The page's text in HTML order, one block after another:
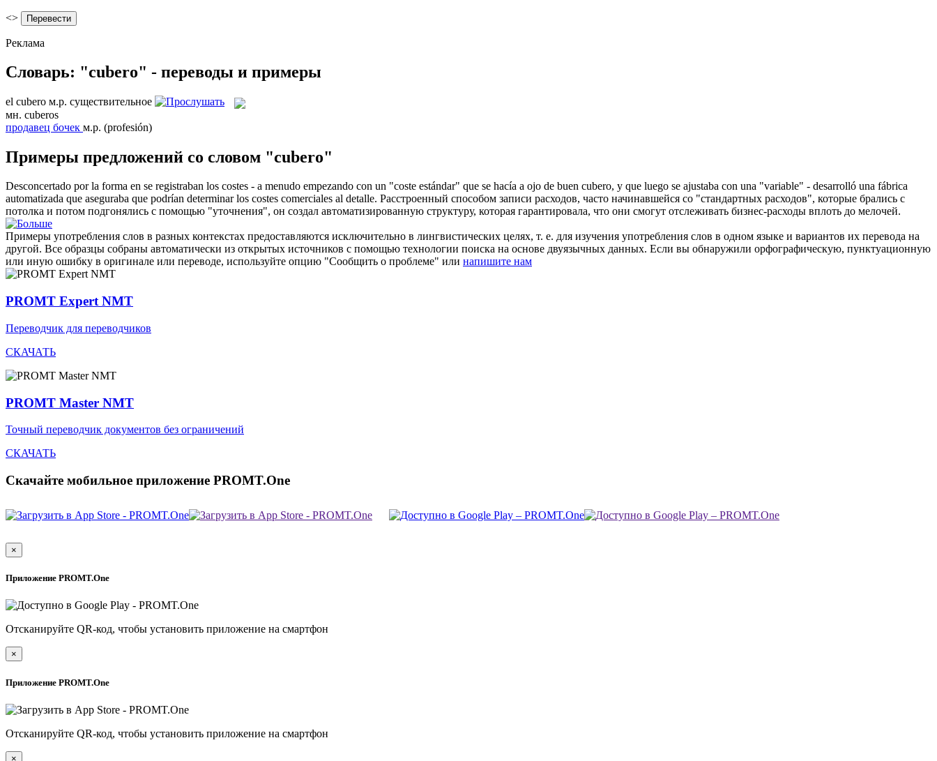
<>
Реклама
Словарь: "cubero" - переводы и примеры
el cubero м.р. существительное
мн. cuberos
продавец бочек м.р. (profesión)
Примеры предложений со словом "cubero"
Desconcertado por la forma en se registraban los costes - a menudo empezando con un "coste estándar" que se hacía a ojo de buen cubero, y que luego se ajustaba con una "variable" - desarrolló una fábrica
automatizada que aseguraba que podrían determinar los costes comerciales al detalle. Расстроенный способом записи расходов, часто начинавшейся со "стандартных расходов", которые брались с
потолка и потом подгонялись с помощью "уточнения", он создал автоматизированную структуру, которая гарантировала, что они смогут отслеживать бизнес-расходы вплоть до мелочей.
Примеры употребления слов в разных контекстах предоставляются исключительно в лингвистических целях, т. е. для изучения употребления слов в одном языке и вариантов их перевода на
другой. Все образцы собраны автоматически из открытых источников с помощью технологии поиска на основе двуязычных данных. Если вы обнаружили орфографическую, пунктуационную
или иную ошибку в оригинале или переводе, используйте опцию "Сообщить о проблеме" или напишите нам
PROMT Expert NMT
Переводчик для переводчиков
СКАЧАТЬ
PROMT Master NMT
Точный переводчик документов без ограничений
СКАЧАТЬ
Скачайте мобильное приложение PROMT.One
×
Приложение PROMT.One
Отсканируйте QR-код, чтобы установить приложение на смартфон
×
Приложение PROMT.One
Отсканируйте QR-код, чтобы установить приложение на смартфон
×